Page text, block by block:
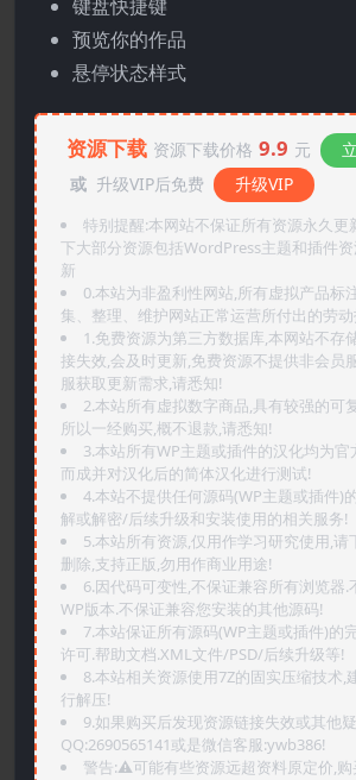
键盘快捷键
预览你的作品
悬停状态样式
资源下载 资源下载价格 9.9 元
或 升级VIP后免费 升级VIP
特别提醒:本网站不保证所有资源永久更
下大部分资源包括WordPress主题和插件
新
0.本站为非盈利性网站,所有虚拟产品标
集、整理、维护网站正常运营所付出的劳动
1.免费资源为第三方数据库,本网站不存
接失效,会及时更新,免费资源不提供非会员
服获取更新需求,请悉知!
2.本站所有虚拟数字商品,具有较强的可
所以一经购买,概不退款,请悉知!
3.本站所有WP主题或插件的汉化均为
而成并对汉化后的简体汉化进行测试!
4.本站不提供任何源码(WP主题或插件)
解或解密/后续升级和安装使用的相关服务!
5.本站所有资源,仅用作学习研究使用,请
删除,支持正版,勿用作商业用途!
6.因代码可变性,不保证兼容所有浏览器.
WP版本.不保证兼容您安装的其他源码!
7.本站保证所有源码(WP主题或插件)的
许可.帮助文档.XML文件/PSD/后续升级等!
8.本站相关资源使用7Z的固实压缩技术,
行解压!
9.如果购买后发现资源链接失效或其他
QQ:2690565141或是微信客服:ywb386!
警告:⚠️可能有些资源远超资料原定价,